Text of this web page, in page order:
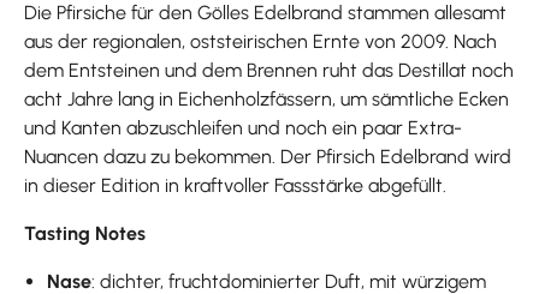
Die Pfirsiche für den Gölles Edelbrand stammen allesamt
aus der regionalen, oststeirischen Ernte von 2009. Nach
dem Entsteinen und dem Brennen ruht das Destillat noch
acht Jahre lang in Eichenholzfässern, um sämtliche Ecken
und Kanten abzuschleifen und noch ein paar Extra-
Nuancen dazu zu bekommen. Der Pfirsich Edelbrand wird
in dieser Edition in kraftvoller Fassstärke abgefüllt.
Tasting Notes
Nase: dichter, fruchtdominierter Duft, mit würzigem